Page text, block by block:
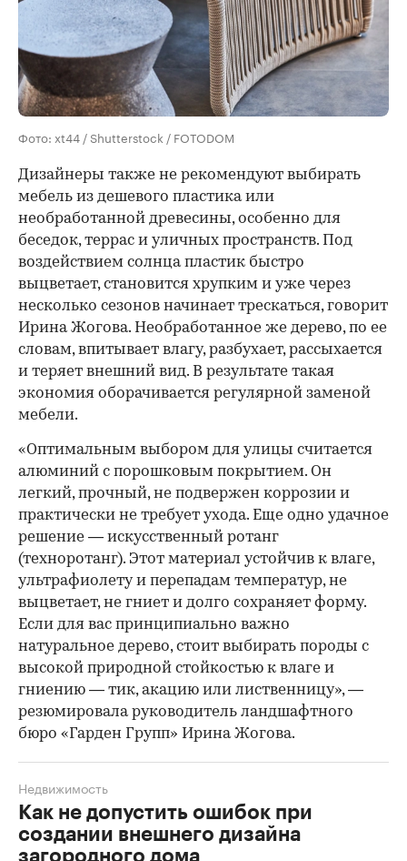
Фото: xt44 / Shutterstock / FOTODOM
Дизайнеры также не рекомендуют выбирать
мебель из дешевого пластика или
необработанной древесины, особенно для
беседок, террас и уличных пространств. Под
воздействием солнца пластик быстро
выцветает, становится хрупким и уже через
несколько сезонов начинает трескаться, говорит
Ирина Жогова. Необработанное же дерево, по ее
словам, впитывает влагу, разбухает, рассыхается
и теряет внешний вид. В результате такая
экономия оборачивается регулярной заменой
мебели.
«Оптимальным выбором для улицы считается
алюминий с порошковым покрытием. Он
легкий, прочный, не подвержен коррозии и
практически не требует ухода. Еще одно удачное
решение — искусственный ротанг
(техноротанг). Этот материал устойчив к влаге,
ультрафиолету и перепадам температур, не
выцветает, не гниет и долго сохраняет форму.
Если для вас принципиально важно
натуральное дерево, стоит выбирать породы с
высокой природной стойкостью к влаге и
гниению — тик, акацию или лиственницу», —
резюмировала руководитель ландшафтного
бюро «Гарден Групп» Ирина Жогова.
Как не допустить ошибок при
создании внешнего дизайна
загородного дома
Недвижимость